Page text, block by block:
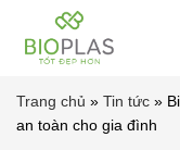
qua
dungTrang chủ » Tin tức »
an toàn cho gia đình